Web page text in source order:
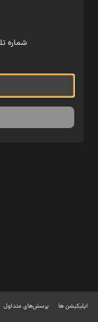
شماره
اپلیکیشن ها پرسش‌های متداول